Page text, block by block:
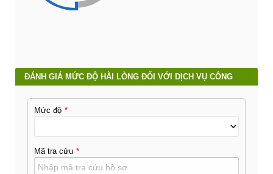
ĐÁNH GIÁ MỨC ĐỘ HÀI LÒNG ĐỐI VỚI DỊCH VỤ CÔNG
Mức độ
Mã tra cứu